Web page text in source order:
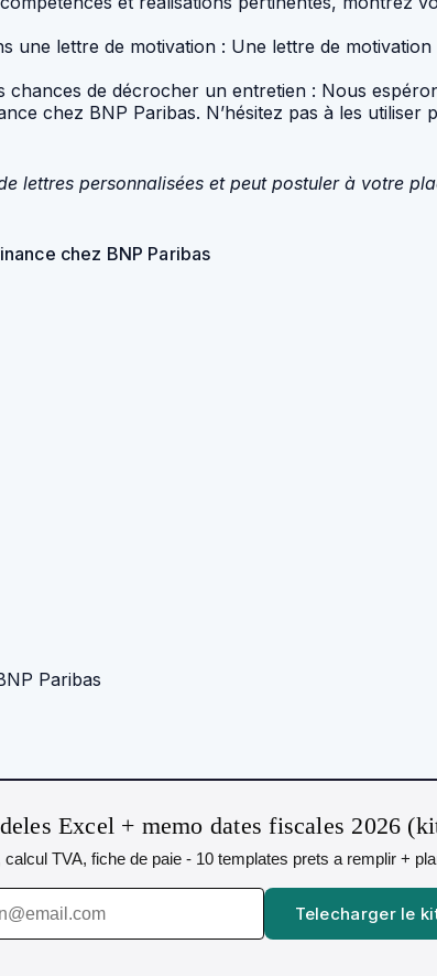
une lettre de motivation : Une lettre de
de décrocher un entretien : Nous
chez BNP Paribas. N’hésitez pas à les
lettres personnalisées et peut postuler à votre
chez BNP Paribas
Paribas
Excel + memo dates fiscales 2026
TVA, fiche de paie - 10 templates prets a remplir +
Telecharger le